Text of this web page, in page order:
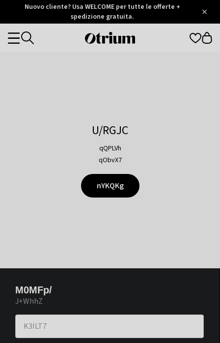
Otrium
Trustpilot
Nuovo cliente? Usa WELCOME per tutte le offerte +
spedizione gratuita.
Otrium
Categories
U/RGJC
qQPLVh
qObvX7
nYKQKg
M0MFp/
J+WhhZ